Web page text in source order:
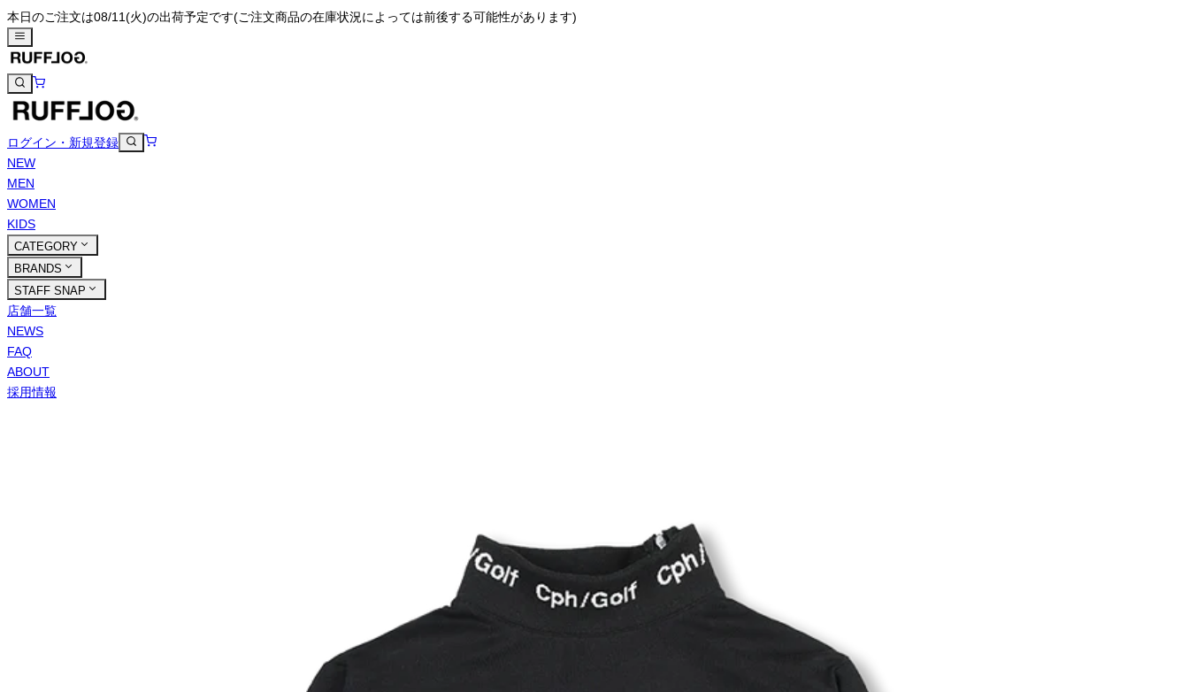
本日のご注文は08/11(火)の出荷予定です(ご注文商品の在庫状況によっては前後する可能性があります)
ログイン・新規登録
NEW
MEN
WOMEN
KIDS
CATEGORY
BRANDS
STAFF SNAP
店舗一覧
NEWS
FAQ
ABOUT
採用情報